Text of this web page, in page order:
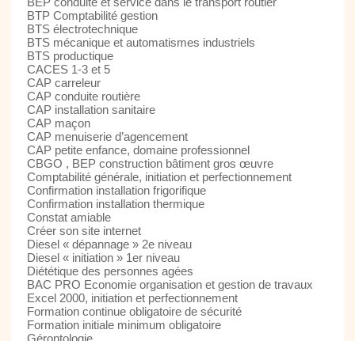
BTP Comptabilité gestion
BTS électrotechnique
BTS mécanique et automatismes industriels
BTS productique
CACES 1-3 et 5
CAP carreleur
CAP conduite routière
CAP installation sanitaire
CAP maçon
CAP menuiserie d’agencement
CAP petite enfance, domaine professionnel
CBGO , BEP construction bâtiment gros œuvre
Comptabilité générale, initiation et perfectionnement
Confirmation installation frigorifique
Confirmation installation thermique
Constat amiable
Créer son site internet
Diesel « dépannage » 2e niveau
Diesel « initiation » 1er niveau
Diététique des personnes agées
BAC PRO Economie organisation et gestion de travaux
Excel 2000, initiation et perfectionnement
Formation continue obligatoire de sécurité
Formation initiale minimum obligatoire
Gérontologie